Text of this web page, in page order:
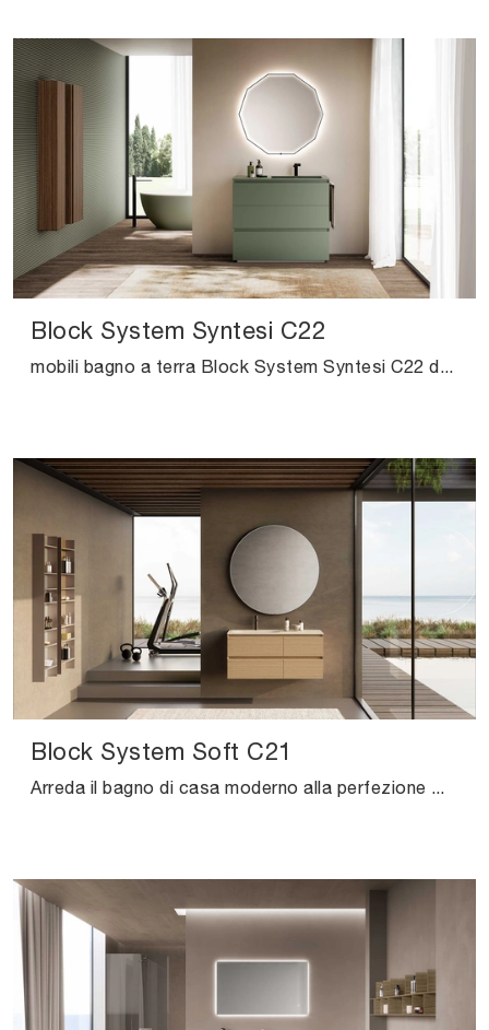
Block System Syntesi C22
mobili bagno a terra Block System Syntesi C22 di Baxar: scopri l'Arredo Bagno in laccato opaco moderno e arreda la stanza del benessere.
Block System Soft C21
Arreda il bagno di casa moderno alla perfezione con Block System Soft C21, mobili bagno sospesi e complementi in melaminico di Baxar.